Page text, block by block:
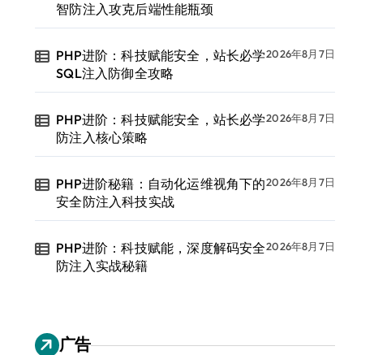
智防注入攻克后端性能瓶颈
PHP进阶：科技赋能安全，站长必学
SQL注入防御全攻略
2026年8月7日
PHP进阶：科技赋能安全，站长必学
防注入核心策略
2026年8月7日
PHP进阶秘籍：自动化运维视角下的
安全防注入科技实战
2026年8月7日
PHP进阶：科技赋能，深度解码安全
防注入实战秘籍
2026年8月7日
广告